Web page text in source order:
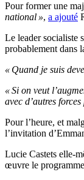
Pour former une
national », a ajouté
Le leader socialiste
probablement dans
« Quand je suis
« Si on veut
avec d’autres
Pour l’heure, et
l’invitation
Lucie Castets elle-
œuvre le